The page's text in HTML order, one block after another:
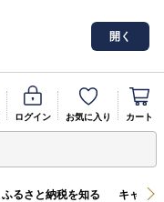
開く
ログイン お気に入り カート
ふるさと納税を知る キャン